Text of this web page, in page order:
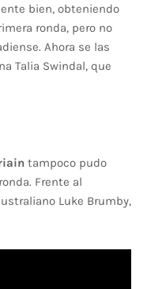
bien, obteniendo
ronda, pero no
Ahora se las
Talia Swindal, que
tampoco pudo
Frente al
Luke Brumby,